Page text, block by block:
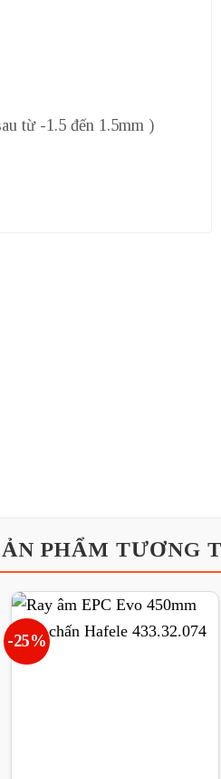
từ -1.5 đến 1.5mm )
PHẨM TƯƠNG
-25%